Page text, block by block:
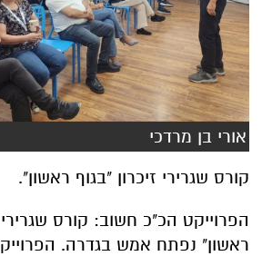
אורי בן מרדכי
קורס שגרירי זיכרון "בגוף ראשון".
הפרוייקט הכ"כ חשוב: קורס שגרירי
ראשון" נפתח אמש בגדרה.